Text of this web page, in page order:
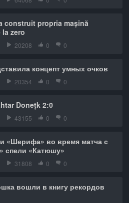
construit propria mașină
zero
20208 0 0
концепт умных очков
20354 0 0
Donețk 2:0
43155 0 0
«Шерифа» во время матча с
спели «Катюшу»
31808 0 0
вошли в книгу рекордов